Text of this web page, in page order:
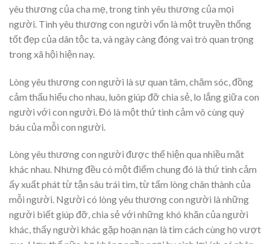
yêu thương của cha mẹ, trong tình yêu thương của mọi
người. Tình yêu thương con người vốn là một truyền thống
tốt đẹp của dân tộc ta, và ngày càng đóng vai trò quan trọng
trong xã hội hiện nay.
Lòng yêu thương con người là sự quan tâm, chăm sóc, đồng
cảm thấu hiểu cho nhau, luôn giúp đỡ chia sẻ, lo lắng giữa con
người với con người. Đó là một thứ tình cảm vô cùng quý
báu của mỗi con người.
Lòng yêu thương con người được thể hiện qua nhiều mặt
khác nhau. Nhưng đều có một điểm chung đó là thứ tình cảm
ấy xuất phát từ tận sâu trái tim, từ tấm lòng chân thành của
mỗi người. Người có lòng yêu thương con người là những
người biết giúp đỡ, chia sẻ với những khó khăn của người
khác, thấy người khác gặp hoạn nạn là tìm cách cùng họ vượt